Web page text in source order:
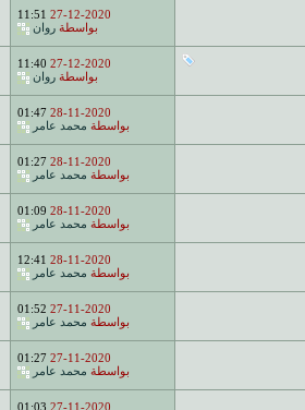
27-12-2020
11:51
بواسطة روان
27-12-2020
11:40
بواسطة روان
28-11-2020
01:47
بواسطة محمد عامر
28-11-2020
01:27
بواسطة محمد عامر
28-11-2020
01:09
بواسطة محمد عامر
28-11-2020
12:41
بواسطة محمد عامر
27-11-2020
01:52
بواسطة محمد عامر
27-11-2020
01:27
بواسطة محمد عامر
27-11-2020
01:03